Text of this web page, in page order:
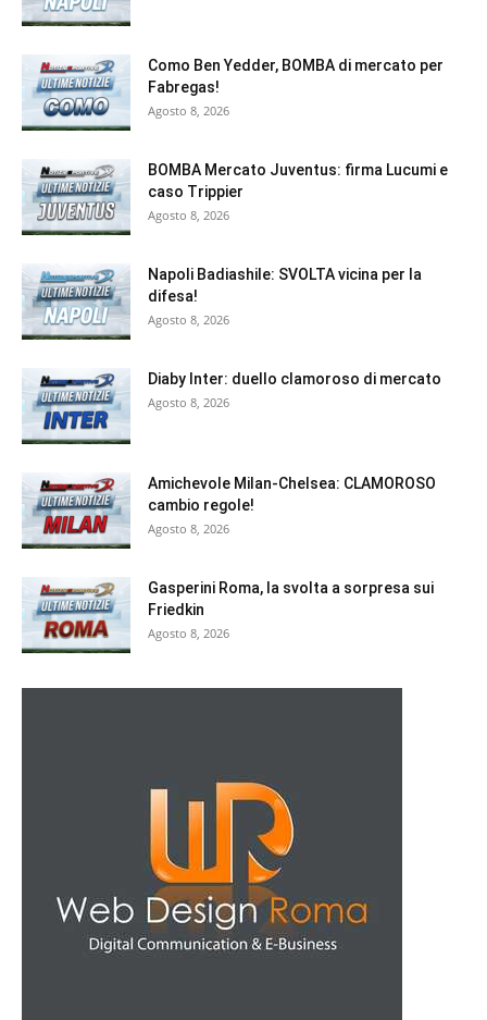
Como Ben Yedder, BOMBA di mercato per
Fabregas!
Agosto 8, 2026
BOMBA Mercato Juventus: firma Lucumi e
caso Trippier
Agosto 8, 2026
Napoli Badiashile: SVOLTA vicina per la
difesa!
Agosto 8, 2026
Diaby Inter: duello clamoroso di mercato
Agosto 8, 2026
Amichevole Milan-Chelsea: CLAMOROSO
cambio regole!
Agosto 8, 2026
Gasperini Roma, la svolta a sorpresa sui
Friedkin
Agosto 8, 2026